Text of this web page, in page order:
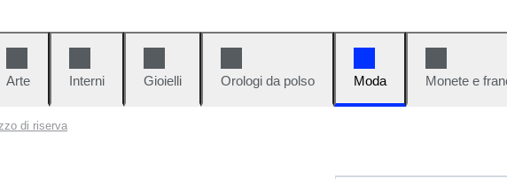
Arte
Interni Gioielli Orologi da polso Moda Monete e
di riserva